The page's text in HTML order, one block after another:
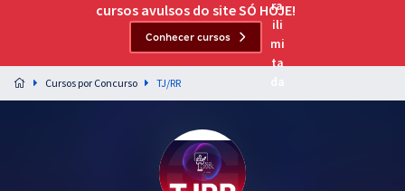
Preparação completa e intensiva para as principais
residências em saúde do Brasil
cursos avulsos do site SÓ HOJE!
Conhecer cursos
Cursos por Concurso TJ/RR